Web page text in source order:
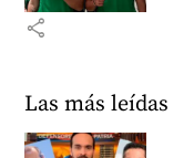
share
Las más leídas